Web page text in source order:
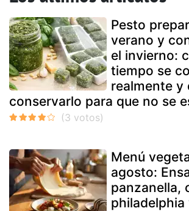
Pesto
verano y
el invierno:
tiempo se
realmente y
conservarlo para que no se
Menú
agosto:
panzanella,